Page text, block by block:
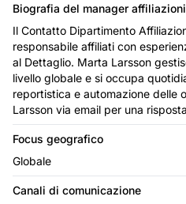
Biografia del manager affiliazioni
Il Contatto Dipartimento
responsabile affiliati con
al Dettaglio. Marta Larsson
livello globale e si occupa
reportistica e automazione delle
Larsson via email per una
Focus geografico
Globale
Canali di comunicazione